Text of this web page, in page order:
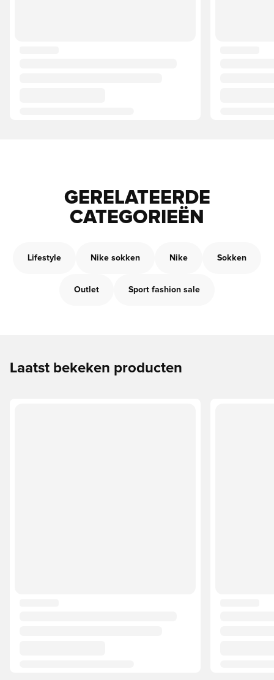
GERELATEERDE
CATEGORIEËN
Lifestyle Nike sokken Nike Sokken
Outlet Sport fashion sale
Laatst bekeken producten